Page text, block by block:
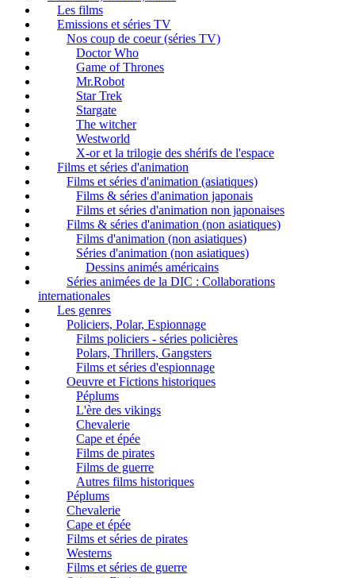
Les films
Emissions et séries TV
Nos coup de coeur (séries TV)
Doctor Who
Game of Thrones
Mr.Robot
Star Trek
Stargate
The witcher
Westworld
X-or et la trilogie des shérifs de l'espace
Films et séries d'animation
Films et séries d'animation (asiatiques)
Films & séries d'animation japonais
Films et séries d'animation non japonaises
Films & séries d'animation (non asiatiques)
Films d'animation (non asiatiques)
Séries d'animation (non asiatiques)
Dessins animés américains
Séries animées de la DIC : Collaborations
internationales
Les genres
Policiers, Polar, Espionnage
Films policiers - séries policières
Polars, Thrillers, Gangsters
Films et séries d'espionnage
Oeuvre et Fictions historiques
Péplums
L'ère des vikings
Chevalerie
Cape et épée
Films de pirates
Films de guerre
Autres films historiques
Péplums
Chevalerie
Cape et épée
Films et séries de pirates
Westerns
Films et séries de guerre